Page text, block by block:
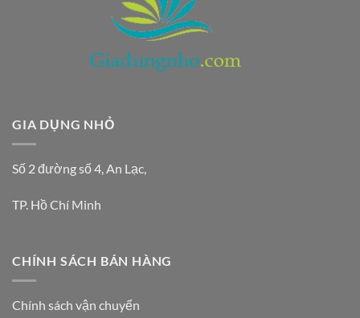
GIA DỤNG NHỎ
Số 2 đường số 4, An Lạc,
TP. Hồ Chí Minh
CHÍNH SÁCH BÁN HÀNG
Chính sách vận chuyển